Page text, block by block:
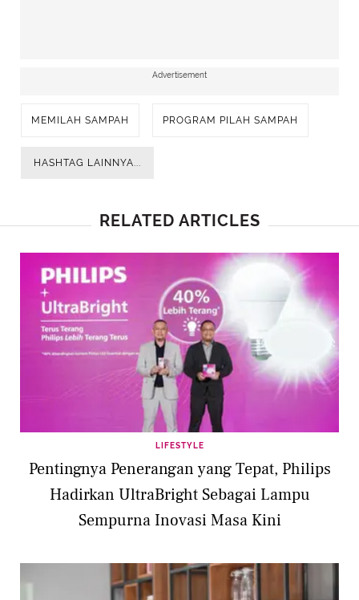
Advertisement
MEMILAH SAMPAH PROGRAM PILAH SAMPAH
HASHTAG LAINNYA...
RELATED ARTICLES
LIFESTYLE
Pentingnya Penerangan yang Tepat, Philips
Hadirkan UltraBright Sebagai Lampu
Sempurna Inovasi Masa Kini